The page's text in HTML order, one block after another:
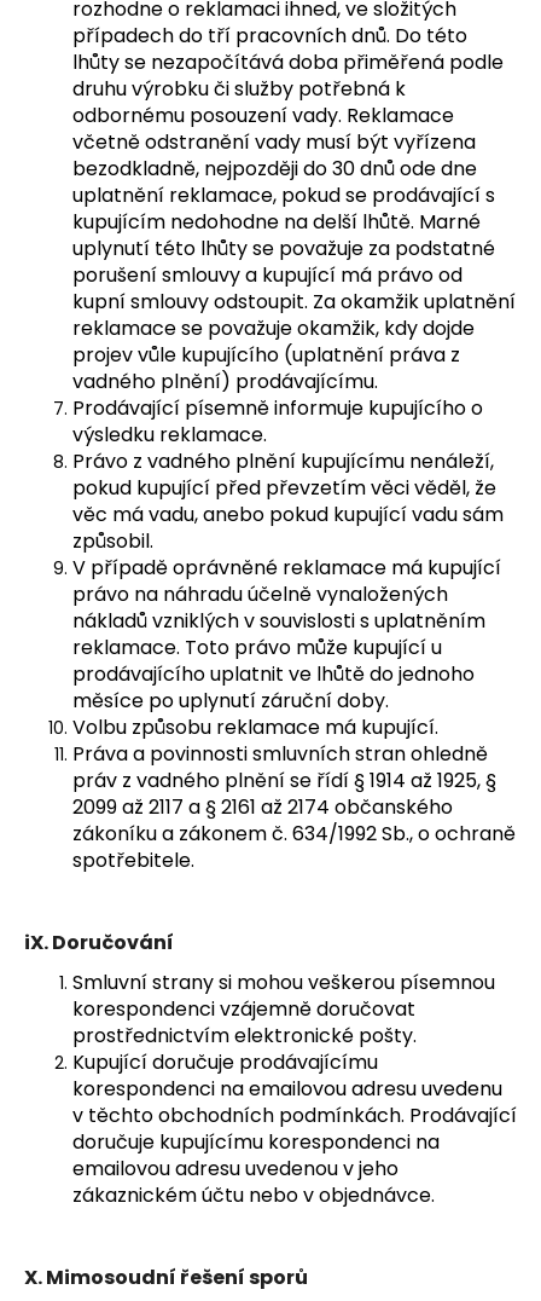
rozhodne o reklamaci ihned, ve složitých
případech do tří pracovních dnů. Do této
lhůty se nezapočítává doba přiměřená podle
druhu výrobku či služby potřebná k
odbornému posouzení vady. Reklamace
včetně odstranění vady musí být vyřízena
bezodkladně, nejpozději do 30 dnů ode dne
uplatnění reklamace, pokud se prodávající s
kupujícím nedohodne na delší lhůtě. Marné
uplynutí této lhůty se považuje za podstatné
porušení smlouvy a kupující má právo od
kupní smlouvy odstoupit. Za okamžik uplatnění
reklamace se považuje okamžik, kdy dojde
projev vůle kupujícího (uplatnění práva z
vadného plnění) prodávajícímu.
Prodávající písemně informuje kupujícího o
výsledku reklamace.
Právo z vadného plnění kupujícímu nenáleží,
pokud kupující před převzetím věci věděl, že
věc má vadu, anebo pokud kupující vadu sám
způsobil.
V případě oprávněné reklamace má kupující
právo na náhradu účelně vynaložených
nákladů vzniklých v souvislosti s uplatněním
reklamace. Toto právo může kupující u
prodávajícího uplatnit ve lhůtě do jednoho
měsíce po uplynutí záruční doby.
Volbu způsobu reklamace má kupující.
Práva a povinnosti smluvních stran ohledně
práv z vadného plnění se řídí § 1914 až 1925, §
2099 až 2117 a § 2161 až 2174 občanského
zákoníku a zákonem č. 634/1992 Sb., o ochraně
spotřebitele.
iX.Doručování
Smluvní strany si mohou veškerou písemnou
korespondenci vzájemně doručovat
prostřednictvím elektronické pošty.
Kupující doručuje prodávajícímu
korespondenci na emailovou adresu uvedenu
v těchto obchodních podmínkách. Prodávající
doručuje kupujícímu korespondenci na
emailovou adresu uvedenou v jeho
zákaznickém účtu nebo v objednávce.
X.Mimosoudní řešení sporů